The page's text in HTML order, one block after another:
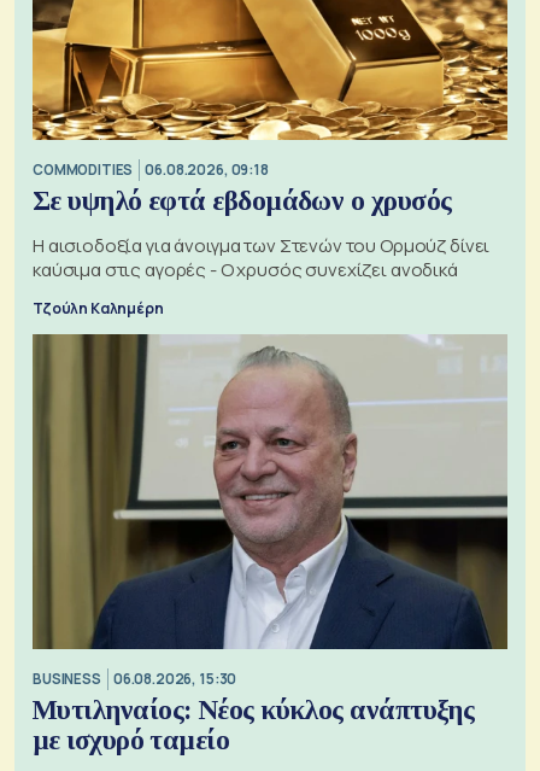
COMMODITIES 06.08.2026, 09:18
Σε υψηλό εφτά εβδομάδων ο χρυσός
Η αισιοδοξία για άνοιγμα των Στενών του Ορμούζ δίνει
καύσιμα στις αγορές - Ο χρυσός συνεχίζει ανοδικά
Τζούλη Καλημέρη
BUSINESS 06.08.2026, 15:30
Μυτιληναίος: Νέος κύκλος ανάπτυξης
με ισχυρό ταμείο